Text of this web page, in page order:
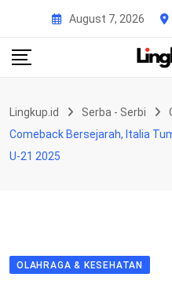
content
August 7, 2026
Lingkup.id Serba - Serbi
Comeback Bersejarah, Italia
U-21 2025
OLAHRAGA & KESEHATAN